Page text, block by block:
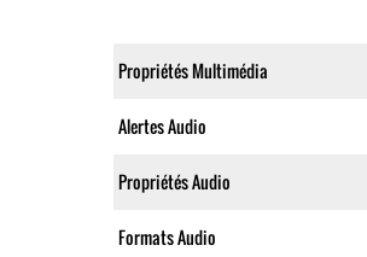
Propriétés Multimédia
Alertes Audio
Propriétés Audio
Formats Audio